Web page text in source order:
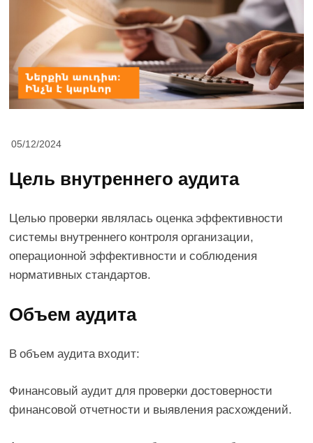
05/12/2024
Цель внутреннего аудита
Целью проверки являлась оценка эффективности
системы внутреннего контроля организации,
операционной эффективности и соблюдения
нормативных стандартов.
Объем аудита
В объем аудита входит:
Финансовый аудит для проверки достоверности
финансовой отчетности и выявления расхождений.